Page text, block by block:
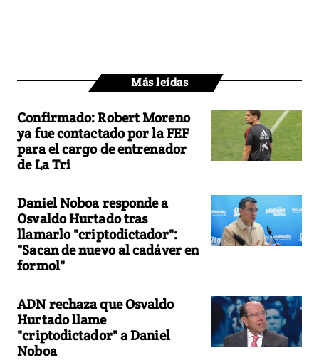
Más leídas
Confirmado: Robert Moreno
ya fue contactado por la FEF
para el cargo de entrenador
de La Tri
Daniel Noboa responde a
Osvaldo Hurtado tras
llamarlo "criptodictador":
"Sacan de nuevo al cadáver en
formol"
ADN rechaza que Osvaldo
Hurtado llame
"criptodictador" a Daniel
Noboa